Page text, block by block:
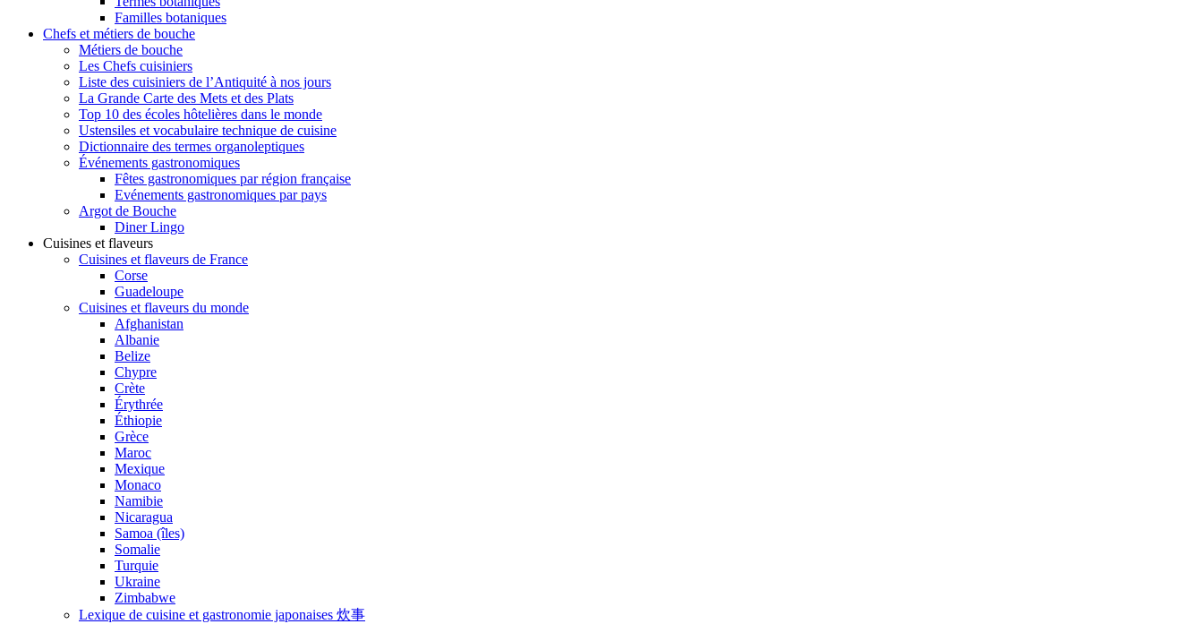
Familles botaniques
Chefs et métiers de bouche
Métiers de bouche
Les Chefs cuisiniers
Liste des cuisiniers de l’Antiquité à nos jours
La Grande Carte des Mets et des Plats
Top 10 des écoles hôtelières dans le monde
Ustensiles et vocabulaire technique de cuisine
Dictionnaire des termes organoleptiques
Événements gastronomiques
Fêtes gastronomiques par région française
Evénements gastronomiques par pays
Argot de Bouche
Diner Lingo
Cuisines et flaveurs
Cuisines et flaveurs de France
Corse
Guadeloupe
Cuisines et flaveurs du monde
Afghanistan
Albanie
Belize
Chypre
Crète
Érythrée
Éthiopie
Grèce
Maroc
Mexique
Monaco
Namibie
Nicaragua
Samoa (îles)
Somalie
Turquie
Ukraine
Zimbabwe
Lexique de cuisine et gastronomie japonaises 炊事